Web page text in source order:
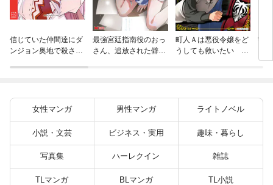
信じていた仲間達にダ
ンジョン奥地で殺され
バーと世界に復讐＆
（２３）
最強宮廷指南役のおっ
さん、追放された僻地
町人Ａは悪役令嬢をど
うしても救いたい ～
学
の
女性マンガ 男性マンガ ライトノベル
小説・文芸 ビジネス・実用 趣味・暮らし
写真集 ハーレクイン 雑誌
TLマンガ BLマンガ TL小説